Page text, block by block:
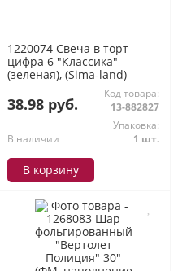
1220074 Свеча в торт
цифра 6 "Классика"
(зеленая), (Sima-land)
38.98 руб.
Код товара:
13-882827
В наличии
Упаковка:
1 шт.
В корзину